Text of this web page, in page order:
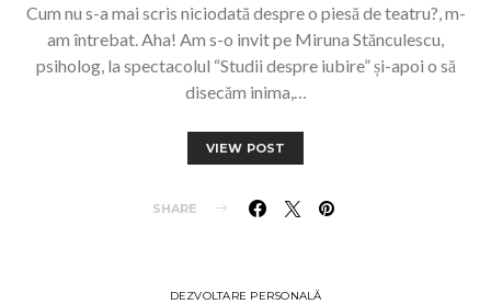
Cum nu s-a mai scris niciodată despre o piesă de teatru?, m-
am întrebat. Aha! Am s-o invit pe Miruna Stănculescu,
psiholog, la spectacolul “Studii despre iubire” și-apoi o să
disecăm inima,…
VIEW POST
SHARE
DEZVOLTARE PERSONALĂ